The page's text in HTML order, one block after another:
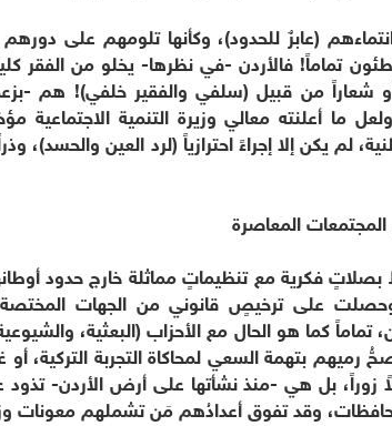
(عابرٌ للحدود)، وكأنها تلومهم على
تماماً! فالأردن -في نظرها- يخلو من الفقر
شعاراً من قبيل (سلفي والفقير خلفي)! هم -
لم يكن إلا إجراءً احترازياً (لرد العين والحسد)،
المعاصرة
بصلاتٍ فكرية مع تنظيماتٍ مماثلة خارج حدود
على ترخيصٍ قانوني من الجهات المختصة.
تماماً كما هو الحال مع الأحزاب (البعثية،
رميهم بتهمة السعي لمحاكاة التجربة التركية،
زوراً، بل هي -منذ نشأتها على أرض الأردن-
وقد تفوق أعدادُهم مَن تشملهم معونات